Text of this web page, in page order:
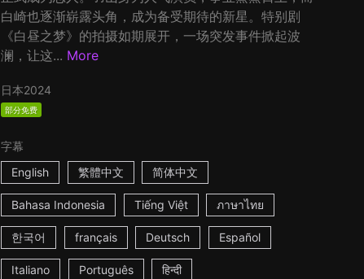
白崎也逐渐崭露头角，成为备受期待的新星。特别剧
《白昼之梦》的拍摄如期展开，一场突发事件掀起波
澜，让这... More
日本2024
部分免费
字幕
English
繁體中文 简体中文
Bahasa Indonesia Tiếng Việt ภาษาไทย
한국어 français Deutsch Español
Italiano Português हिन्दी